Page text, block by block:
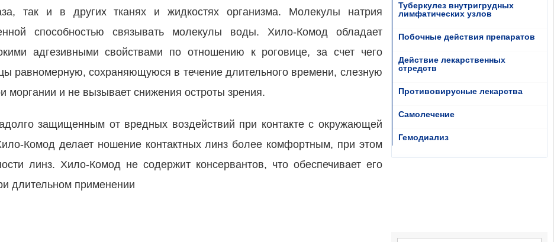
так и в других тканях и жидкостях организма. Молекулы натрия
способностью связывать молекулы воды. Хило-Комод обладает
адгезивными свойствами по отношению к роговице, за счет чего
равномерную, сохраняющуюся в течение длительного времени, слезную
моргании и не вызывает снижения остроты зрения.
защищенным от вредных воздействий при контакте с окружающей
Комод делает ношение контактных линз более комфортным, при этом
линз. Хило-Комод не содержит консервантов, что обеспечивает его
длительном применении
Туберкулез внутригрудных
лимфатических узлов
Побочные действия препаратов
Действие лекарственных
стредств
Противовирусные лекарства
Самолечение
Гемодиализ